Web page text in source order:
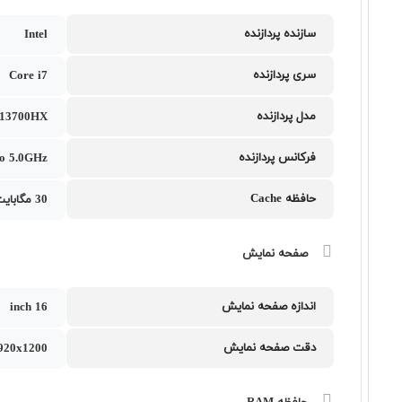
سازنده پردازنده Intel
سری پردازنده Core i7
مدل پردازنده
فرکانس پردازنده 5.0GHz
حافظه Cache 30 مگابایت
صفحه نمایش
اندازه صفحه نمایش 16 inch
دقت صفحه نمایش